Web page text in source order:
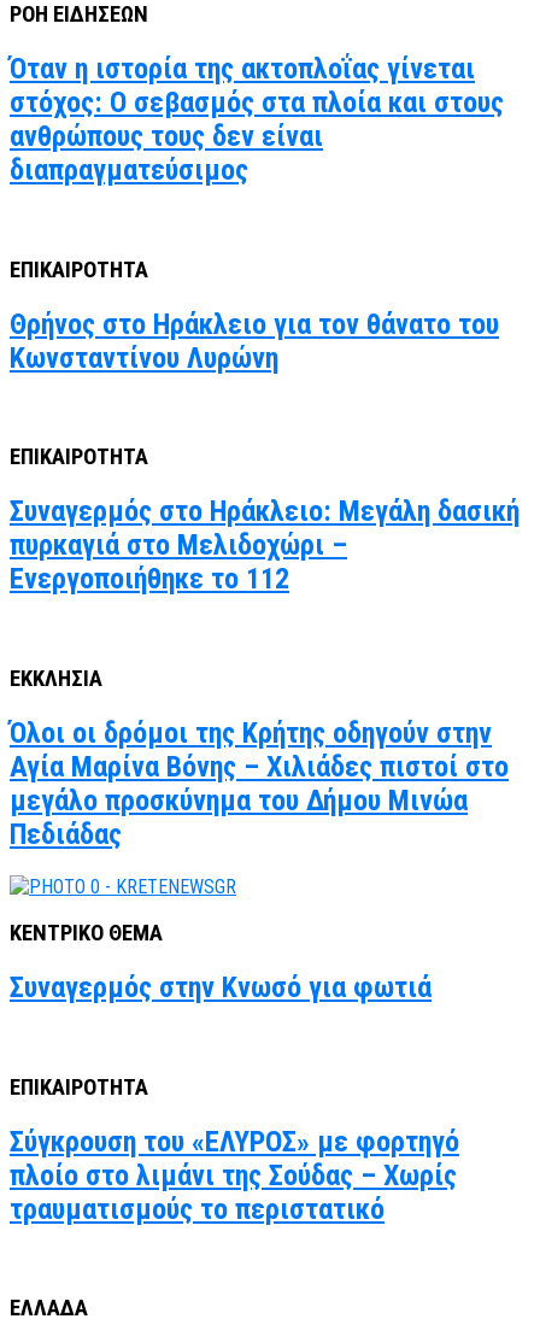
ΡΟΗ ΕΙΔΗΣΕΩΝ
Όταν η ιστορία της ακτοπλοΐας γίνεται
στόχος: Ο σεβασμός στα πλοία και στους
ανθρώπους τους δεν είναι
διαπραγματεύσιμος
ΕΠΙΚΑΙΡΟΤΗΤΑ
Θρήνος στο Ηράκλειο για τον θάνατο του
Κωνσταντίνου Λυρώνη
ΕΠΙΚΑΙΡΟΤΗΤΑ
Συναγερμός στο Ηράκλειο: Μεγάλη δασική
πυρκαγιά στο Μελιδοχώρι –
Ενεργοποιήθηκε το 112
ΕΚΚΛΗΣΙΑ
Όλοι οι δρόμοι της Κρήτης οδηγούν στην
Αγία Μαρίνα Βόνης – Χιλιάδες πιστοί στο
μεγάλο προσκύνημα του Δήμου Μινώα
Πεδιάδας
ΚΕΝΤΡΙΚΟ ΘΕΜΑ
Συναγερμός στην Κνωσό για φωτιά
ΕΠΙΚΑΙΡΟΤΗΤΑ
Σύγκρουση του «ΕΛΥΡΟΣ» με φορτηγό
πλοίο στο λιμάνι της Σούδας – Χωρίς
τραυματισμούς το περιστατικό
ΕΛΛΑΔΑ